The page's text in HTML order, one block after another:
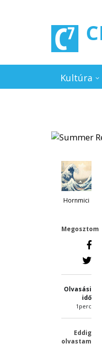
Kultúra
Hornmici
Megosztom
Olvasási
idő
1perc
Eddig
olvastam